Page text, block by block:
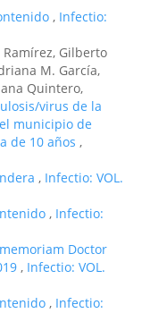
, Infectio:
Gilberto
M. García,
Quintero,
virus de la
municipio de
de 10 años ,
, Infectio: VOL.
, Infectio:
Doctor
, Infectio: VOL.
, Infectio: